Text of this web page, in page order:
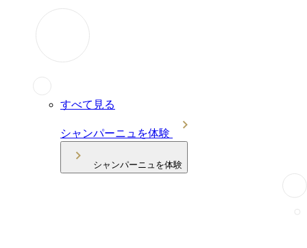
すべて見る
シャンパーニュを体験
シャンパーニュを体験